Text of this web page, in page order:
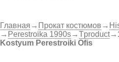
Главная → Прокат костюмов →
→ Perestroika 1990s→Tproduct→
Kostyum Perestroiki Ofis